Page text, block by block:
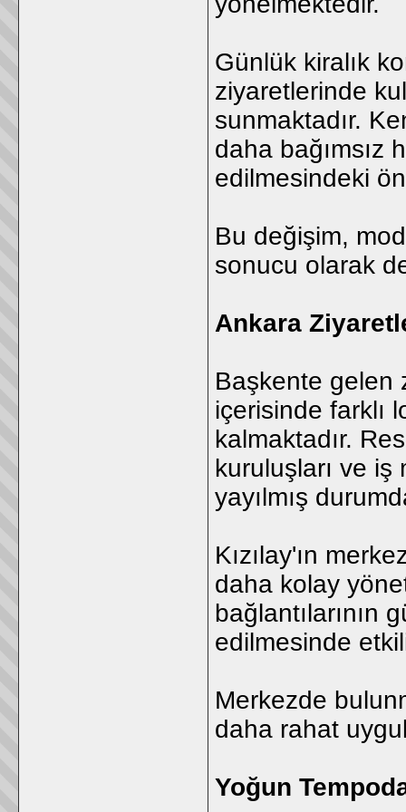
Günlük kiralık
ziyaretlerinde
sunmaktadır.
daha bağımsız
edilmesindeki
Bu değişim,
sonucu olarak
Ankara
Başkente gelen
içerisinde farklı
kalmaktadır.
kuruluşları ve
yayılmış
Kızılay'ın
daha kolay
bağlantılarının
edilmesinde
Merkezde
daha rahat
Yoğun